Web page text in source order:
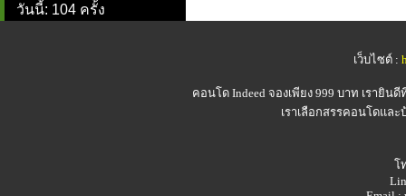
วันนี้: 104 ครั้ง
เว็บไซต์ :
คอนโด Indeedจองเพียง 999 บาท เรายิน
เราเลือกสรรคอนโดแล
โ